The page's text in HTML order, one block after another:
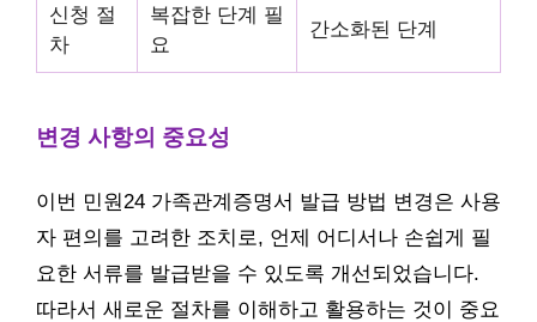
신청 절
차
복잡한 단계 필
요
간소화된 단계
변경 사항의 중요성
이번 민원24 가족관계증명서 발급 방법 변경은 사용
자 편의를 고려한 조치로, 언제 어디서나 손쉽게 필
요한 서류를 발급받을 수 있도록 개선되었습니다.
따라서 새로운 절차를 이해하고 활용하는 것이 중요